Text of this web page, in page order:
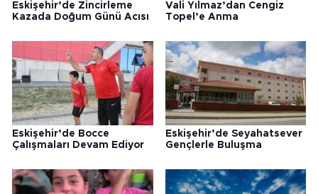
Eskişehir’de Zincirleme
Kazada Doğum Günü Acısı
Vali Yılmaz’dan Cengiz
Topel’e Anma
Eskişehir’de Bocce
Çalışmaları Devam Ediyor
Eskişehir’de Seyahatsever
Gençlerle Buluşma